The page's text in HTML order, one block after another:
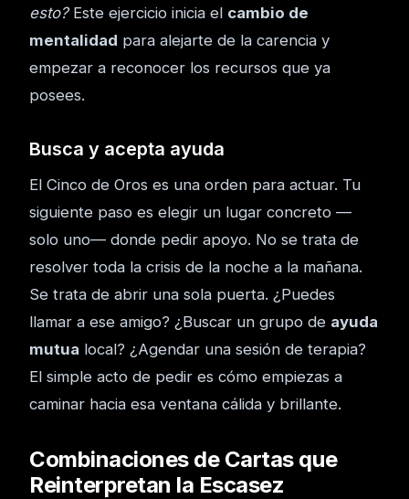
esto?Este ejercicio inicia el cambio de
mentalidad para alejarte de la carencia y
empezar a reconocer los recursos que ya
posees.
Busca y acepta ayuda
El Cinco de Oros es una orden para actuar. Tu
siguiente paso es elegir un lugar concreto —
solo uno— donde pedir apoyo. No se trata de
resolver toda la crisis de la noche a la mañana.
Se trata de abrir una sola puerta. ¿Puedes
llamar a ese amigo? ¿Buscar un grupo de ayuda
mutua local? ¿Agendar una sesión de terapia?
El simple acto de pedir es cómo empiezas a
caminar hacia esa ventana cálida y brillante.
Combinaciones de Cartas que
Reinterpretan la Escasez